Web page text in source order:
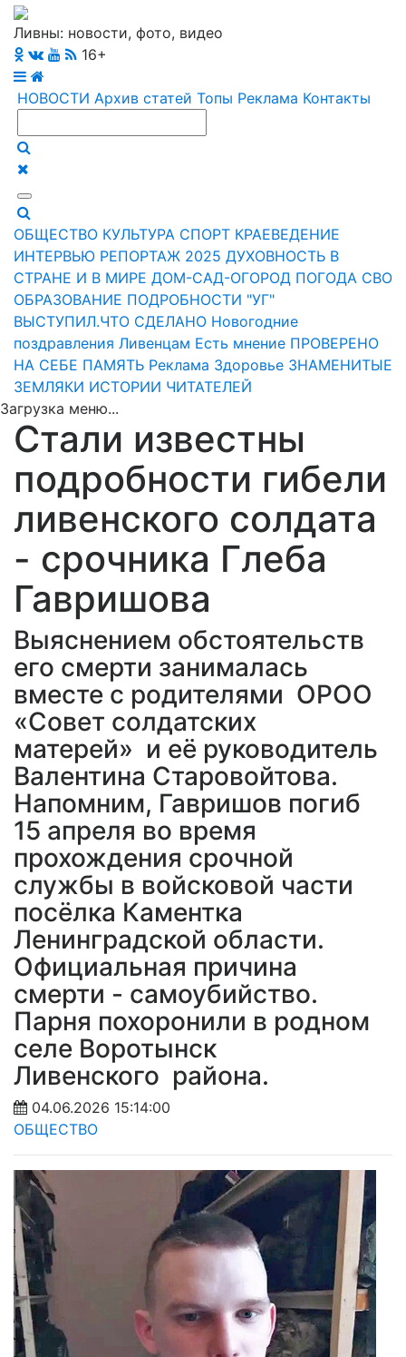
Ливны: новости, фото, видео
16+
НОВОСТИ Архив статей Топы Реклама Контакты
ОБЩЕСТВО КУЛЬТУРА СПОРТ КРАЕВЕДЕНИЕ
ИНТЕРВЬЮ РЕПОРТАЖ 2025 ДУХОВНОСТЬ В
СТРАНЕ И В МИРЕ ДОМ-САД-ОГОРОД ПОГОДА СВО
ОБРАЗОВАНИЕ ПОДРОБНОСТИ "УГ"
ВЫСТУПИЛ.ЧТО СДЕЛАНО Новогодние
поздравления Ливенцам Есть мнение ПРОВЕРЕНО
НА СЕБЕ ПАМЯТЬ Реклама Здоровье ЗНАМЕНИТЫЕ
ЗЕМЛЯКИ ИСТОРИИ ЧИТАТЕЛЕЙ
Загрузка меню...
Стали известны
подробности гибели
ливенского солдата
- срочника Глеба
Гавришова
Выяснением обстоятельств
его смерти занималась
вместе с родителями ОРОО
«Совет солдатских
матерей» и её руководитель
Валентина Старовойтова.
Напомним, Гавришов погиб
15 апреля во время
прохождения срочной
службы в войсковой части
посёлка Каментка
Ленинградской области.
Официальная причина
смерти - самоубийство.
Парня похоронили в родном
селе Воротынск
Ливенского района.
04.06.2026 15:14:00
ОБЩЕСТВО